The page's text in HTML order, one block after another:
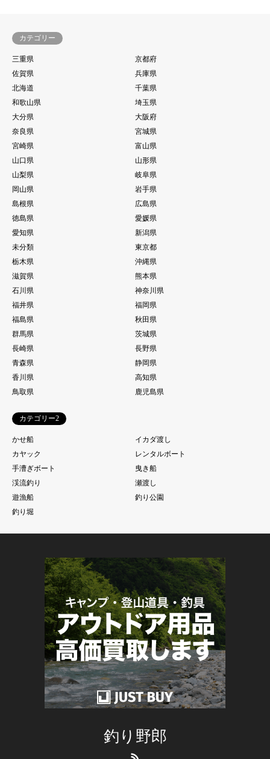
カテゴリー
三重県
京都府
佐賀県
兵庫県
北海道
千葉県
和歌山県
埼玉県
大分県
大阪府
奈良県
宮城県
宮崎県
富山県
山口県
山形県
山梨県
岐阜県
岡山県
岩手県
島根県
広島県
徳島県
愛媛県
愛知県
新潟県
未分類
東京都
栃木県
沖縄県
滋賀県
熊本県
石川県
神奈川県
福井県
福岡県
福島県
秋田県
群馬県
茨城県
長崎県
長野県
青森県
静岡県
香川県
高知県
鳥取県
鹿児島県
カテゴリー2
かせ船
イカダ渡し
カヤック
レンタルボート
手漕ぎボート
曳き船
渓流釣り
瀬渡し
遊漁船
釣り公園
釣り堀
釣り野郎